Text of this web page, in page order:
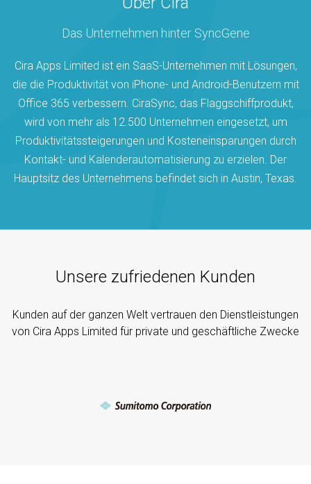
Das Unternehmen hinter SyncGene
Cira Apps Limited ist ein SaaS-Unternehmen mit Lösungen,
die die Produktivität von iPhone- und Android-Benutzern mit
Office 365 verbessern. CiraSync, das Flaggschiffprodukt,
wird von mehr als 12.500 Unternehmen eingesetzt, um
Produktivitätssteigerungen und Kosteneinsparungen durch
Kontakt- und Kalenderautomatisierung zu erzielen. Der
Hauptsitz des Unternehmens befindet sich in Austin, Texas.
Unsere zufriedenen Kunden
Kunden auf der ganzen Welt vertrauen den Dienstleistungen
von Cira Apps Limited für private und geschäftliche Zwecke